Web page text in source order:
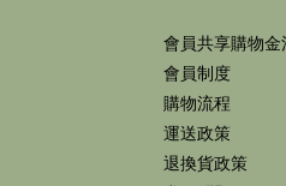
會員共享購物金
會員制度
購物流程
運送政策
退換貨政策